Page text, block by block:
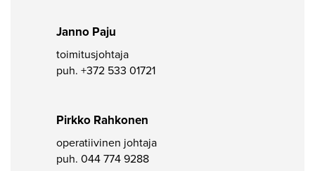
Janno Paju
toimitusjohtaja
puh. +372 533 01721
Pirkko Rahkonen
operatiivinen johtaja
puh. 044 774 9288